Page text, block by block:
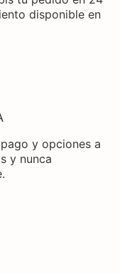
disponible en
y opciones a
y nunca